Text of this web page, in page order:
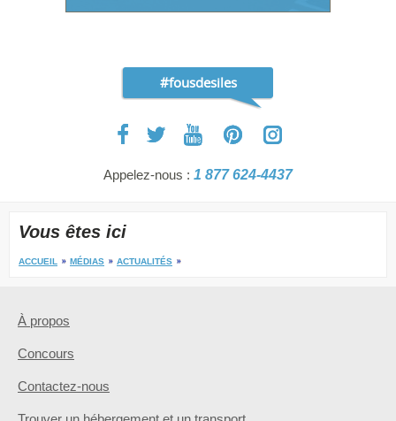
#fousdesiles
Appelez-nous : 1 877 624-4437
Vous êtes ici
ACCUEIL MÉDIAS ACTUALITÉS
À propos
Concours
Contactez-nous